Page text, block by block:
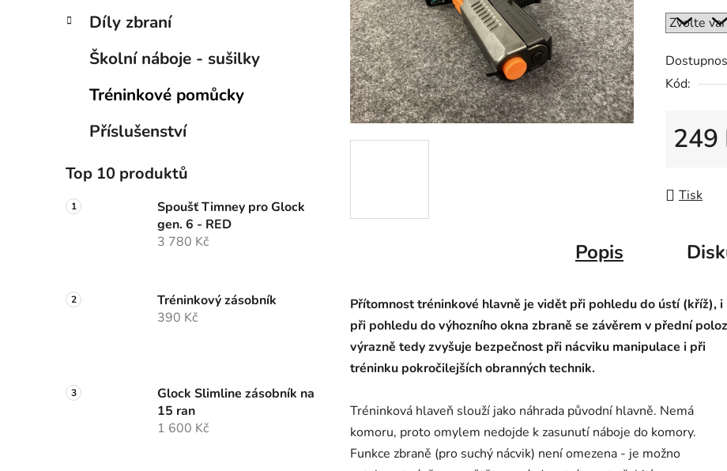
n
l
i
Díly zbraní
Školní náboje - sušilky
Tréninkové pomůcky
Příslušenství
Top 10 produktů
Spoušť Timney pro Glock
gen. 6 - RED
3 780 Kč
Tréninkový zásobník
390 Kč
Glock Slimline zásobník na
15 ran
1 600 Kč
Kód:
249
Tisk
Popis
Přítomnost tréninkové hlavně je vidět při pohledu do ústí (kříž), i
při pohledu do výhozního okna zbraně se závěrem v přední
výrazně tedy zvyšuje bezpečnost při nácviku manipulace i při
tréninku pokročilejších obranných technik.
Tréninková hlaveň slouží jako náhrada původní hlavně. Nemá
komoru, proto omylem nedojde k zasunutí náboje do komory.
Funkce zbraně (pro suchý nácvik) není omezena - je možno